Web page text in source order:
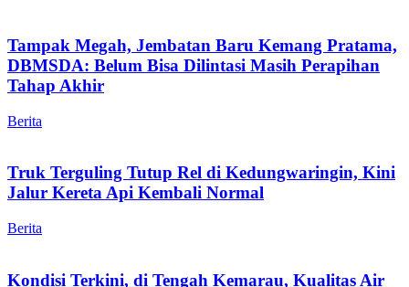
Tampak Megah, Jembatan Baru Kemang Pratama,
DBMSDA: Belum Bisa Dilintasi Masih Perapihan
Tahap Akhir
Berita
Truk Terguling Tutup Rel di Kedungwaringin, Kini
Jalur Kereta Api Kembali Normal
Berita
Kondisi Terkini, di Tengah Kemarau, Kualitas Air